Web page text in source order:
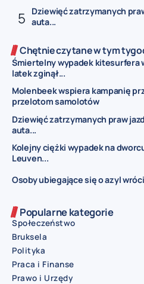
Dziewięć zatrzymanych
auta...
Chętnie czytane w tym
Śmiertelny wypadek kitesurfera
latek zginął...
Molenbeek wspiera kampanię
przelotom samolotów
Dziewięć zatrzymanych praw
auta...
Kolejny ciężki wypadek na
Leuven...
Osoby ubiegające się o azyl
Popularne kategorie
Społeczeństwo
Bruksela
Polityka
Praca i Finanse
Prawo i Urzędy